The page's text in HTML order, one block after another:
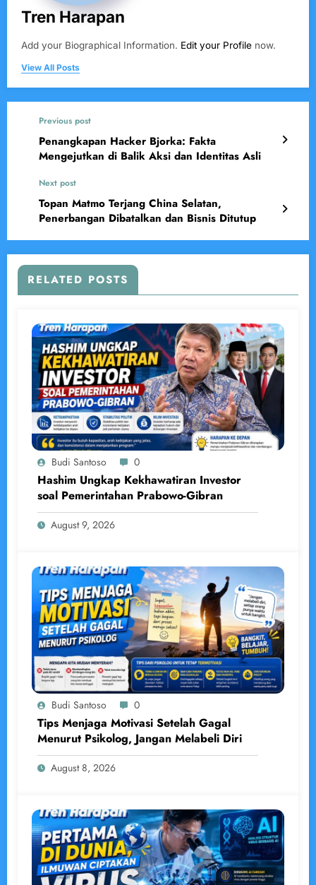
Tren Harapan
Add your Biographical Information. Edit your Profile now.
View All Posts
Previous post
Penangkapan Hacker Bjorka: Fakta
Mengejutkan di Balik Aksi dan Identitas Asli
Next post
Topan Matmo Terjang China Selatan,
Penerbangan Dibatalkan dan Bisnis Ditutup
RELATED POSTS
Budi Santoso 0
Hashim Ungkap Kekhawatiran Investor
soal Pemerintahan Prabowo-Gibran
August 9, 2026
Budi Santoso 0
Tips Menjaga Motivasi Setelah Gagal
Menurut Psikolog, Jangan Melabeli Diri
August 8, 2026